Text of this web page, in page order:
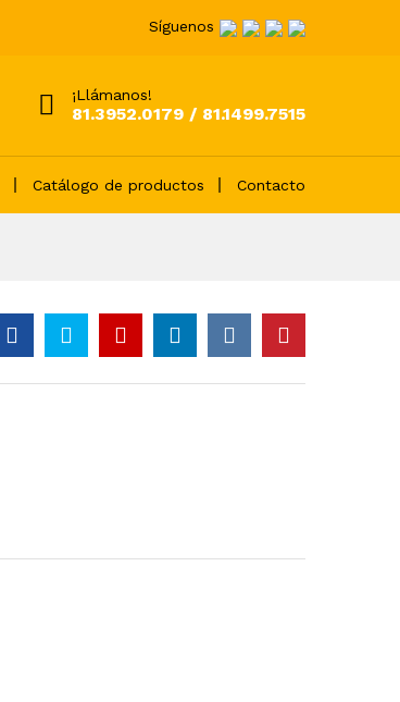
Síguenos
¡Llámanos!
81.3952.0179 / 81.1499.7515
Catálogo de productos Contacto